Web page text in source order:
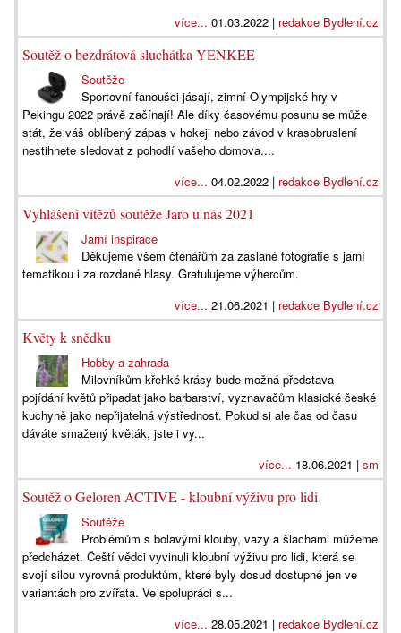
více... 01.03.2022 | redakce Bydlení.cz
Soutěž o bezdrátová sluchátka YENKEE
Soutěže
Sportovní fanoušci jásají, zimní Olympijské hry v
Pekingu 2022 právě začínají! Ale díky časovému posunu se může
stát, že váš oblíbený zápas v hokeji nebo závod v krasobruslení
nestihnete sledovat z pohodlí vašeho domova....
více... 04.02.2022 | redakce Bydlení.cz
Vyhlášení vítězů soutěže Jaro u nás 2021
Jarní inspirace
Děkujeme všem čtenářům za zaslané fotografie s jarní
tematikou i za rozdané hlasy. Gratulujeme výhercům.
více... 21.06.2021 | redakce Bydlení.cz
Květy k snědku
Hobby a zahrada
Milovníkům křehké krásy bude možná představa
pojídání květů připadat jako barbarství, vyznavačům klasické české
kuchyně jako nepřijatelná výstřednost. Pokud si ale čas od času
dáváte smažený květák, jste i vy...
více... 18.06.2021 | sm
Soutěž o Geloren ACTIVE - kloubní výživu pro lidi
Soutěže
Problémům s bolavými klouby, vazy a šlachami můžeme
předcházet. Čeští vědci vyvinuli kloubní výživu pro lidi, která se
svojí silou vyrovná produktům, které byly dosud dostupné jen ve
variantách pro zvířata. Ve spolupráci s...
více... 28.05.2021 | redakce Bydlení.cz